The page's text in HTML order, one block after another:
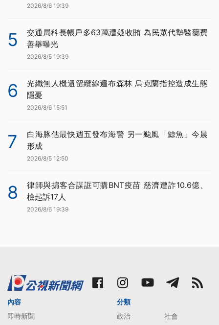
2026/8/6 19:39
5
交通局科長帳戶多63萬遭疑收賄 為民眾代墊醫藥費
善舉曝光
2026/8/5 19:39
6
光纖無人機遺留纜線遍布森林 烏克蘭指控造成生態
隱憂
2026/8/6 15:51
7
白海豚估最快週五發布海警 另一颱風「鯨魚」今晨
形成
2026/8/5 12:50
8
律師與掮客合謀誆可購BNT疫苗 慈濟遭詐10.6億、
檢起訴17人
2026/8/6 19:39
內容
即時新聞
分類
政治
社會